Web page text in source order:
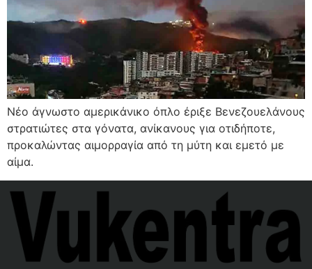
Νέο άγνωστο αμερικάνικο όπλο έριξε Βενεζουελάνους
στρατιώτες στα γόνατα, ανίκανους για οτιδήποτε,
προκαλώντας αιμορραγία από τη μύτη και εμετό με
αίμα.